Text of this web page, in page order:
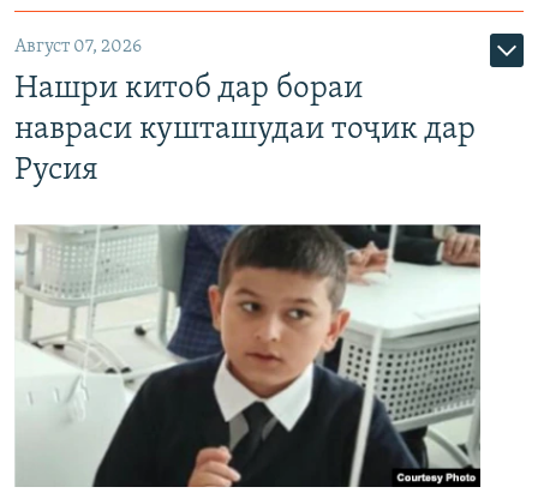
Август 07, 2026
Нашри китоб дар бораи
навраси кушташудаи тоҷик дар
Русия